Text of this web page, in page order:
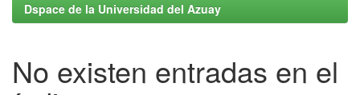
Dspace de la Universidad del Azuay
No existen entradas en el